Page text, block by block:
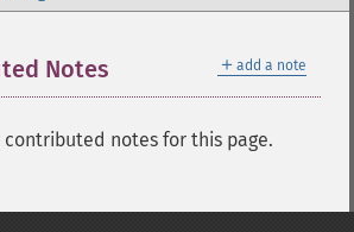
＋ add a note
Notes
contributed notes for this page.